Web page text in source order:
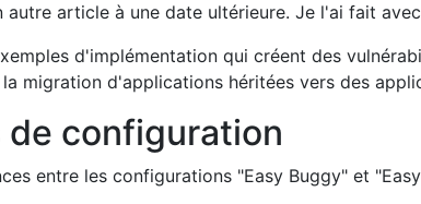
autre article à une date ultérieure. Je l'ai fait
d'implémentation qui créent des
migration d'applications héritées vers des
configuration
entre les configurations "Easy Buggy" et